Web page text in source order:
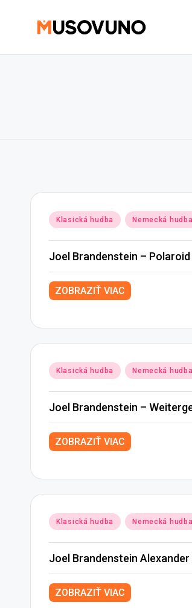
Posted
Klasická hudba Nemecká hudba
Joel Brandenstein – Polaroid
ZOBRAZIŤ VIAC
Posted
Klasická hudba Nemecká hudba
Joel Brandenstein –
ZOBRAZIŤ VIAC
Posted
Klasická hudba Nemecká hudba
Joel Brandenstein
ZOBRAZIŤ VIAC